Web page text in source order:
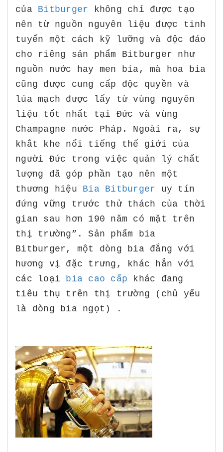
của Bitburger không chỉ được tạo
nên từ nguồn nguyên liệu được tinh
tuyển một cách kỹ lưỡng và độc đáo
cho riêng sản phẩm Bitburger như
nguồn nước hay men bia, mà hoa bia
cũng được cung cấp độc quyền và
lúa mạch được lấy từ vùng nguyên
liệu tốt nhất tại Đức và vùng
Champagne nước Pháp. Ngoài ra, sự
khắt khe nổi tiếng thế giới của
người Đức trong việc quản lý chất
lượng đã góp phần tạo nên một
thương hiệu Bia Bitburger uy tín
đứng vững trước thử thách của thời
gian sau hơn 190 năm có mặt trên
thị trường”.Sản phẩm bia
Bitburger, một dòng bia đắng với
hương vị đặc trưng, khác hẳn với
các loại bia cao cấp khác đang
tiêu thụ trên thị trường (chủ yếu
là dòng bia ngọt) .